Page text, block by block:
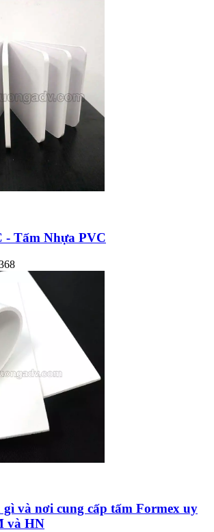
- Tấm Nhựa PVC
và nơi cung cấp tấm Formex uy
và HN